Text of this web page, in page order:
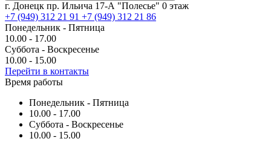
г. Донецк пр. Ильича 17-А "Полесье" 0 этаж
+7 (949) 312 21 91 +7 (949) 312 21 86
Понедельник - Пятница
10.00 - 17.00
Суббота - Воскресенье
10.00 - 15.00
Перейти в контакты
Время работы
Понедельник - Пятница
10.00 - 17.00
Суббота - Воскресенье
10.00 - 15.00